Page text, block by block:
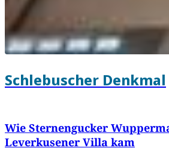
Schlebuscher Denkmal
Wie Sternengucker
Leverkusener Villa kam